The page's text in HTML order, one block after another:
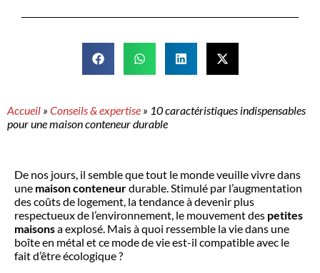
Accueil » Conseils & expertise » 10 caractéristiques indispensables
pour une maison conteneur durable
De nos jours, il semble que tout le monde veuille vivre dans
une maison conteneurdurable. Stimulé par l’augmentation
des coûts de logement, la tendance à devenir plus
respectueux de l’environnement, le mouvement des petites
maisonsa explosé. Mais à quoi ressemble la vie dans une
boîte en métal et ce mode de vie est-il compatible avec le
fait d’être écologique ?